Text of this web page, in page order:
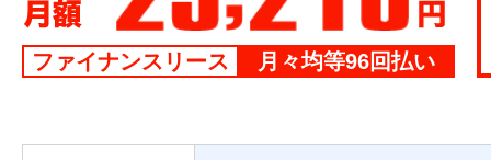
ファイナンスリース 月々均等96回払い